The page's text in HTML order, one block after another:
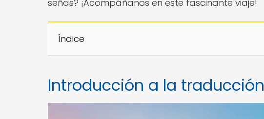
señas? ¡Acompáñanos en este fascinante viaje!
Índice
Introducción a la